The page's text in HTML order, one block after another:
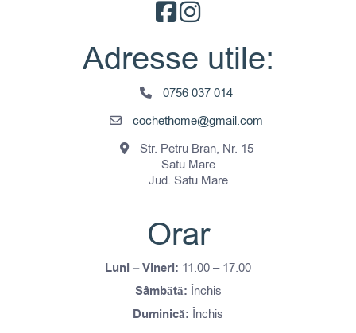
Adresse utile:
0756 037 014
cochethome@gmail.com
Str. Petru Bran, Nr. 15
Satu Mare
Jud. Satu Mare
Orar
Luni – Vineri: 11.00 – 17.00
Sâmbătă: Închis
Duminică: Închis